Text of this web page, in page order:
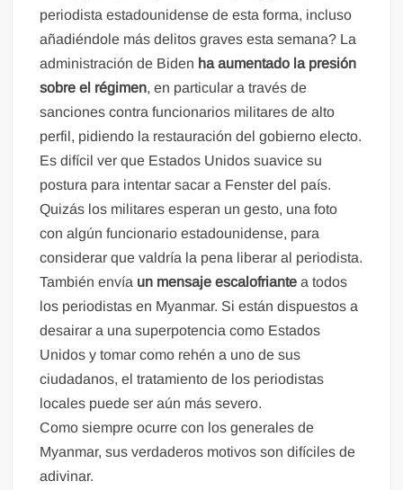
periodista estadounidense de esta forma, incluso
añadiéndole más delitos graves esta semana? La
administración de Biden ha aumentado la presión
sobre el régimen, en particular a través de
sanciones contra funcionarios militares de alto
perfil, pidiendo la restauración del gobierno electo.
Es difícil ver que Estados Unidos suavice su
postura para intentar sacar a Fenster del país.
Quizás los militares esperan un gesto, una foto
con algún funcionario estadounidense, para
considerar que valdría la pena liberar al periodista.
También envía un mensaje escalofriante a todos
los periodistas en Myanmar. Si están dispuestos a
desairar a una superpotencia como Estados
Unidos y tomar como rehén a uno de sus
ciudadanos, el tratamiento de los periodistas
locales puede ser aún más severo.
Como siempre ocurre con los generales de
Myanmar, sus verdaderos motivos son difíciles de
adivinar.